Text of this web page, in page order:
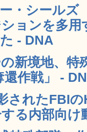
・シールズ
ションを多
- DNA
新境地、特
作戦」 -
されたFBI
る内部向け